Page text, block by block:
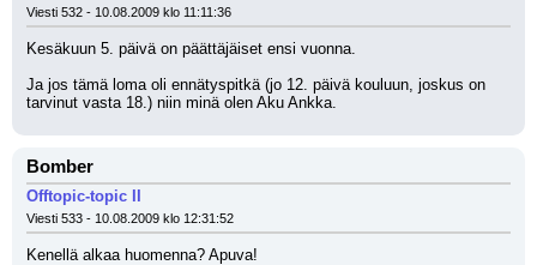
Viesti 532 - 10.08.2009 klo 11:11:36
Kesäkuun 5. päivä on päättäjäiset ensi vuonna.
Ja jos tämä loma oli ennätyspitkä (jo 12. päivä kouluun, joskus on
tarvinut vasta 18.) niin minä olen Aku Ankka.
Bomber
Offtopic-topic II
Viesti 533 - 10.08.2009 klo 12:31:52
Kenellä alkaa huomenna? Apuva!